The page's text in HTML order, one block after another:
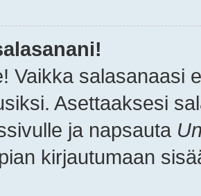
Vaikka salasanaasi
Asettaaksesi
ja napsauta
kirjautumaan